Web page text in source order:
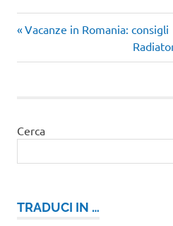
Navigazione
articoli
Articolo
Vacanze in Romania: consigli
Articolo
Cerca
TRADUCI IN …